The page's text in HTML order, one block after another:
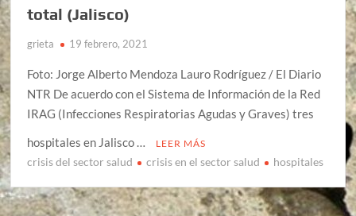
total (Jalisco)
grieta 19 febrero, 2021
Foto: Jorge Alberto Mendoza Lauro Rodríguez / El Diario
NTR De acuerdo con el Sistema de Información de la Red
IRAG (Infecciones Respiratorias Agudas y Graves) tres
hospitales en Jalisco …
LEER MÁS
crisis del sector salud crisis en el sector salud hospitales